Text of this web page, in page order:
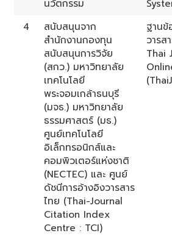
นวัตกรรม
4
สนับสนุนจาก
สำนักงานกองทุน
สนับสนุนการวิจัย
(สกว.) มหาวิทยาลัย
เทคโนโลยี
พระจอมเกล้าธนบุรี
(มจธ.) มหาวิทยาลัย
ธรรมศาสตร์ (มธ.)
ศูนย์เทคโนโลยี
อิเล็กทรอนิกส์และ
คอมพิวเตอร์แห่งชาติ
(NECTEC) และ ศูนย์
ดัชนีการอ้างอิงวารสาร
ไทย (Thai-Journal
Citation Index
Centre : TCI)
ฐานข้
วารส
Thai